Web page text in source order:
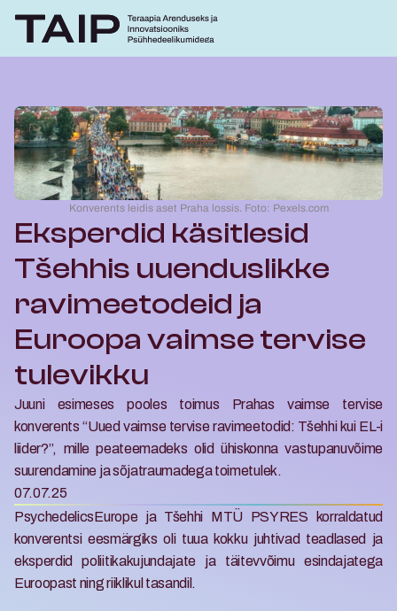
Konverents leidis aset Praha lossis. Foto: Pexels.com
Eksperdid käsitlesid
Tšehhis uuenduslikke
ravimeetodeid ja
Euroopa vaimse tervise
tulevikku
Juuni esimeses pooles toimus Prahas vaimse tervise
konverents “Uued vaimse tervise ravimeetodid: Tšehhi kui EL-i
liider?”, mille peateemadeks olid ühiskonna vastupanuvõime
suurendamine ja sõjatraumadega toimetulek.
07.07.25
PsychedelicsEurope ja Tšehhi MTÜ PSYRES korraldatud
konverentsi eesmärgiks oli tuua kokku juhtivad teadlased ja
eksperdid poliitikakujundajate ja täitevvõimu esindajatega
Euroopast ning riiklikul tasandil.